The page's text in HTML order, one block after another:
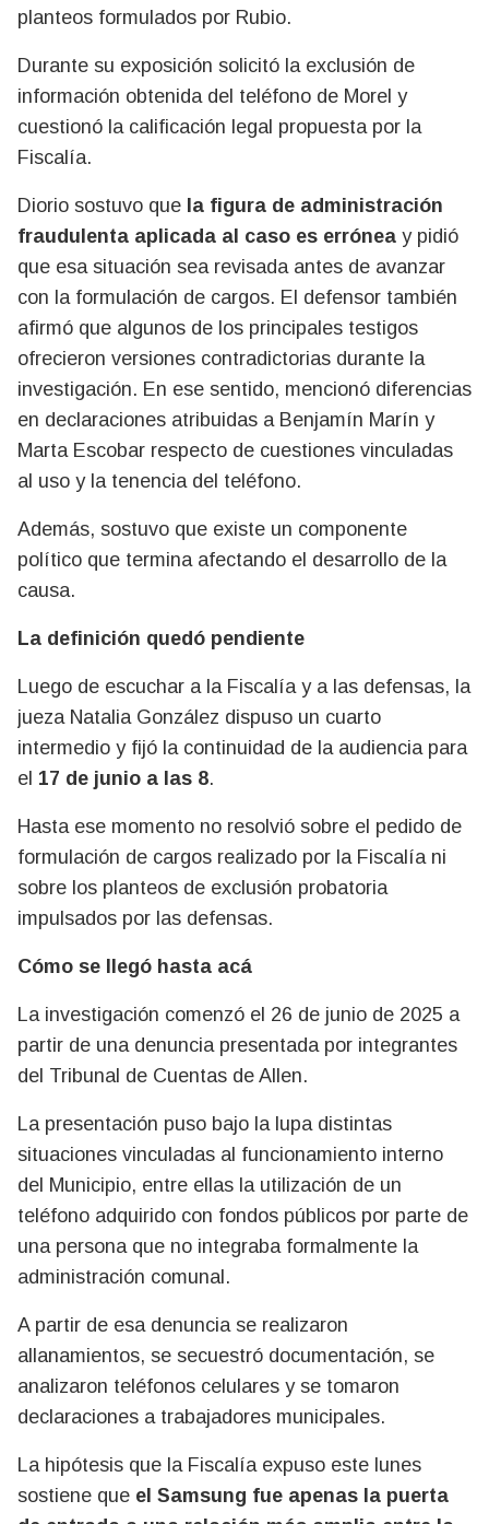
planteos formulados por Rubio.
Durante su exposición solicitó la exclusión de
información obtenida del teléfono de Morel y
cuestionó la calificación legal propuesta por la
Fiscalía.
Diorio sostuvo que la figura de administración
fraudulenta aplicada al caso es errónea y pidió
que esa situación sea revisada antes de avanzar
con la formulación de cargos. El defensor también
afirmó que algunos de los principales testigos
ofrecieron versiones contradictorias durante la
investigación. En ese sentido, mencionó diferencias
en declaraciones atribuidas a Benjamín Marín y
Marta Escobar respecto de cuestiones vinculadas
al uso y la tenencia del teléfono.
Además, sostuvo que existe un componente
político que termina afectando el desarrollo de la
causa.
La definición quedó pendiente
Luego de escuchar a la Fiscalía y a las defensas, la
jueza Natalia González dispuso un cuarto
intermedio y fijó la continuidad de la audiencia para
el 17 de junio a las 8.
Hasta ese momento no resolvió sobre el pedido de
formulación de cargos realizado por la Fiscalía ni
sobre los planteos de exclusión probatoria
impulsados por las defensas.
Cómo se llegó hasta acá
La investigación comenzó el 26 de junio de 2025 a
partir de una denuncia presentada por integrantes
del Tribunal de Cuentas de Allen.
La presentación puso bajo la lupa distintas
situaciones vinculadas al funcionamiento interno
del Municipio, entre ellas la utilización de un
teléfono adquirido con fondos públicos por parte de
una persona que no integraba formalmente la
administración comunal.
A partir de esa denuncia se realizaron
allanamientos, se secuestró documentación, se
analizaron teléfonos celulares y se tomaron
declaraciones a trabajadores municipales.
La hipótesis que la Fiscalía expuso este lunes
sostiene que el Samsung fue apenas la puerta